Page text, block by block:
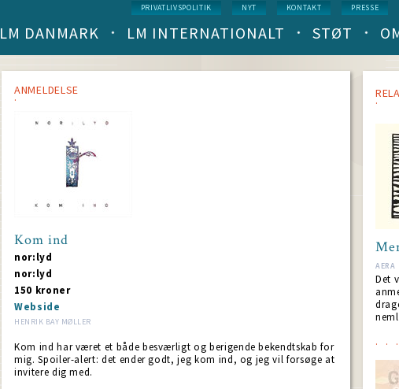
Service
menu
PRIVATLIVSPOLITIK NYT KONTAKT PRESSE
Main
(level
1)
LM DANMARK LM INTERNATIONALT STØT
ANMELDELSE
Kom ind
nor:lyd
nor:lyd
150 kroner
Webside
HENRIK BAY MØLLER
Kom ind har været et både besværligt og berigende bekendtskab for
mig. Spoiler-alert: det ender godt, jeg kom ind, og jeg vil forsøge at
invitere dig med.
AERA
Det